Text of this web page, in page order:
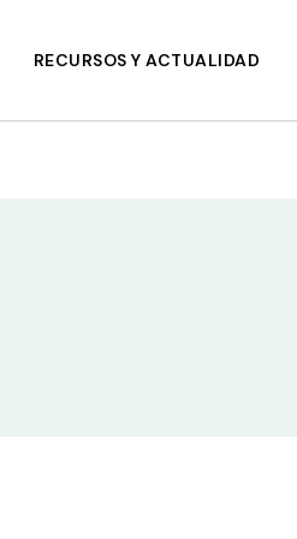
RECURSOS Y ACTUALIDAD